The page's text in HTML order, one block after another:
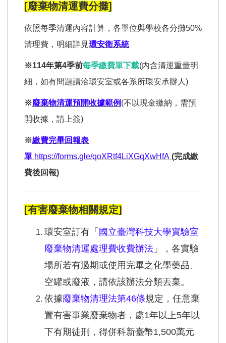
[廢棄物清運費分攤]
依照每季清運內容計算，各單位與學校各分攤50%
清理費，明細詳見環安衛系統
※114年第4季前每季繳費單下載(內含清運重量明
細，如有問題請洽環安室或各系所環安承辦人)
※廢棄物清運預開收據範例 (不以現金繳納，需預
開收據，請上簽)
※繳費完畢回報表
單 https://forms.gle/qoXRtf4LiXGqXwHfA (完成繳
費後回報)
[有害廢棄物相關規定]
環安室訂有「 國立臺灣科技大學實驗室
廢棄物清運處理費收費辦法 」， 各實驗
場所若有過期或使用完畢之化學藥品、
空罐或廢液， 請依該辦法分類丟棄。
依據廢棄物清理法第46條規定，任意棄
置有害事業廢棄物者， 處1年以上5年以
下有期徒刑，得併科新臺幣1,500萬元